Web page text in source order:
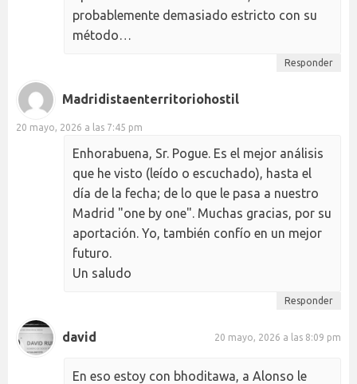
probablemente demasiado estricto con su
método…
Responder
Madridistaenterritoriohostil
20 mayo, 2026 a las 7:45 pm
Enhorabuena, Sr. Pogue. Es el mejor análisis
que he visto (leído o escuchado), hasta el
día de la fecha; de lo que le pasa a nuestro
Madrid "one by one". Muchas gracias, por su
aportación. Yo, también confío en un mejor
futuro.
Un saludo
Responder
david 20 mayo, 2026 a las 8:09 pm
En eso estoy con bhoditawa, a Alonso le